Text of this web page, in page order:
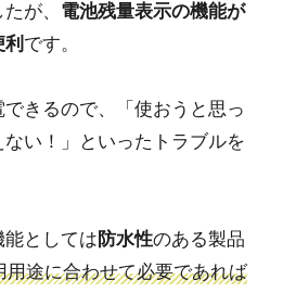
が、 電池残量表示の機能が
です。
きるので、「使おうと思っ
い！」といったトラブルを
としては 防水性のある製品
用途に合わせて必要であれば